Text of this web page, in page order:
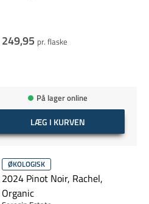
249,95 pr. flaske
På lager online
LÆG I KURVEN
ØKOLOGISK
2024 Pinot Noir, Rachel,
Organic